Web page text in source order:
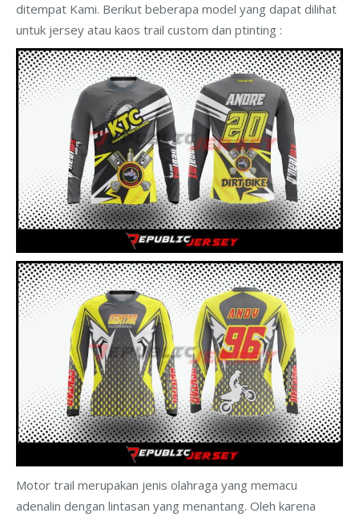
ditempat Kami. Berikut beberapa model yang dapat dilihat
untuk jersey atau kaos trail custom dan ptinting :
Motor trail merupakan jenis olahraga yang memacu
adenalin dengan lintasan yang menantang. Oleh karena